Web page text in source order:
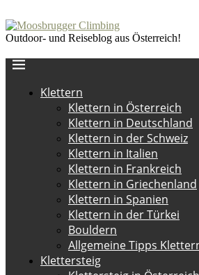
Outdoor- und Reiseblog aus Österreich!
Klettern
Klettern in Österreich
Klettern in Deutschland
Klettern in der Schweiz
Klettern in Italien
Klettern in Frankreich
Klettern in Griechenland
Klettern in Spanien
Klettern in der Türkei
Bouldern
Allgemeine Tipps
Klettersteig